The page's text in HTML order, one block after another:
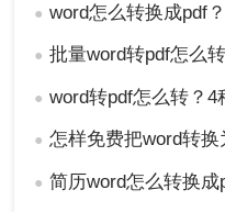
● word怎么转换成pdf？四种实
● 批量word转pdf怎么
● word转pdf怎么转？4
● 怎样免费把word转换为
● 简历word怎么转换成